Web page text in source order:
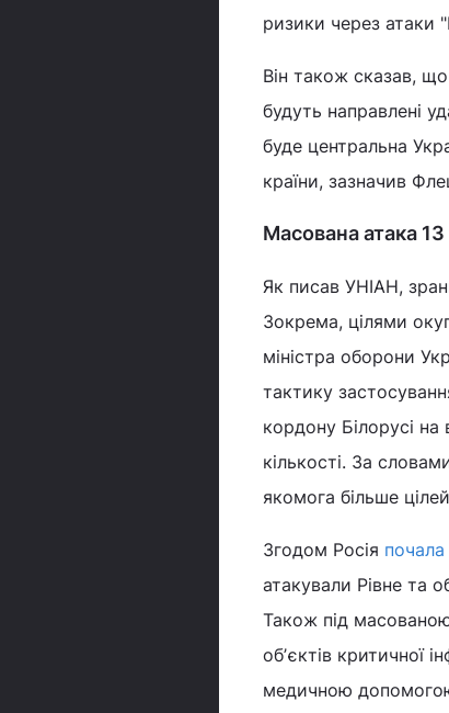
ризики через атаки
Він також сказав,
будуть направлені
буде центральна
країни, зазначив
Масована атака
Як писав УНІАН,
Зокрема, цілями
міністра оборони
тактику
кордону Білорусі на
кількості. За
якомога більше
Згодом Росія почала
атакували Рівне та
Також під
обʼєктів критичної
медичною